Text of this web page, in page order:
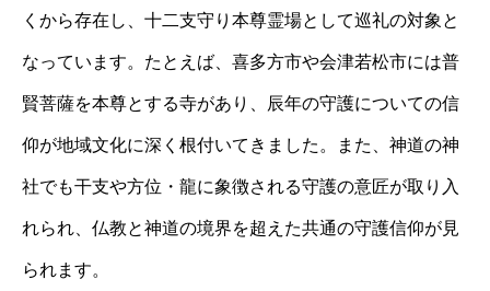
くから存在し、十二支守り本尊霊場として巡礼の対象と
なっています。たとえば、喜多方市や会津若松市には普
賢菩薩を本尊とする寺があり、辰年の守護についての信
仰が地域文化に深く根付いてきました。また、神道の神
社でも干支や方位・龍に象徴される守護の意匠が取り入
れられ、仏教と神道の境界を超えた共通の守護信仰が見
られます。